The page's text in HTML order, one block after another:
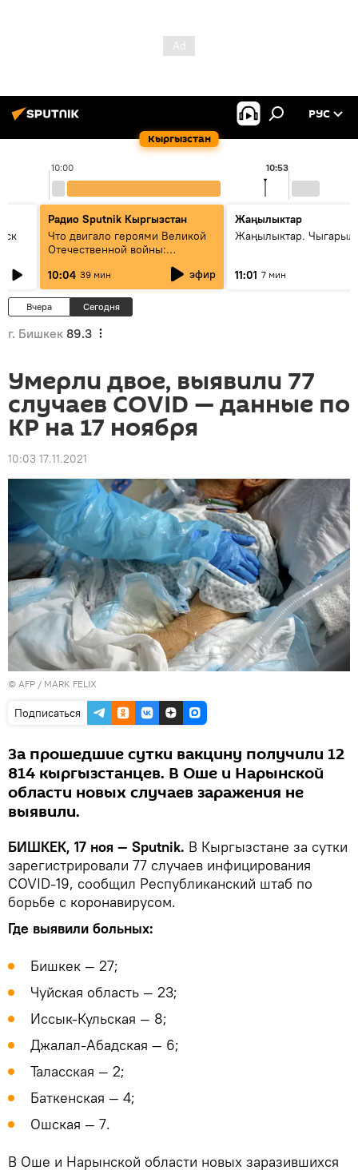
Кыргызстан
РУС
10:00 10:53
Радио Sputnik Кыргызстан
Что двигало героями Великой
Отечественной войны:
Тулебердиева
10:04 39 мин эфир
Жаңылыктар
Жаңылыктар.
11:01 7 мин
Вчера Сегодня
г. Бишкек 89.3
Умерли двое, выявили 77
случаев COVID — данные по
КР на 17 ноября
10:03 17.11.2021
© AFP / MARK FELIX
Подписаться
За прошедшие сутки вакцину получили 12
814 кыргызстанцев. В Оше и Нарынской
области новых случаев заражения не
выявили.
БИШКЕК, 17 ноя — Sputnik. В Кыргызстане за сутки
зарегистрировали 77 случаев инфицирования
COVID-19, сообщил Республиканский штаб по
борьбе с коронавирусом.
Где выявили больных:
Бишкек — 27;
Чуйская область — 23;
Иссык-Кульская — 8;
Джалал-Абадская — 6;
Таласская — 2;
Баткенская — 4;
Ошская — 7.
В Оше и Нарынской области новых заразившихся